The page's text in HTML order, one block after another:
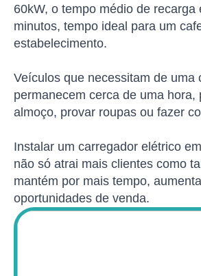
60kW, o tempo médio de recarga
minutos, tempo ideal para um
estabelecimento.
Veículos que necessitam de uma
permanecem cerca de uma hora,
almoço, provar roupas ou fazer
Instalar um carregador elétrico
não só atrai mais clientes como
mantém por mais tempo,
oportunidades de venda.